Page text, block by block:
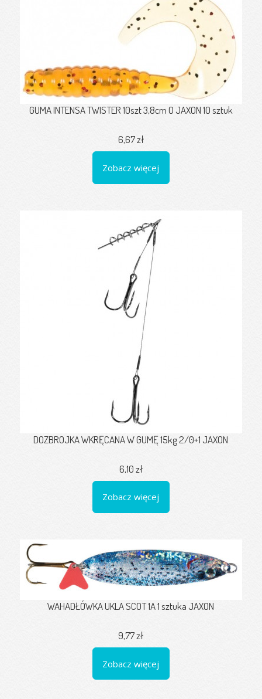
GUMA INTENSA TWISTER 10szt 3,8cm O JAXON 10 sztuk
6,67 zł
Zobacz więcej
DOZBROJKA WKRĘCANA W GUMĘ 15kg 2/0+1 JAXON
6,10 zł
Zobacz więcej
WAHADŁÓWKA UKLA SCOT 1A 1 sztuka JAXON
9,77 zł
Zobacz więcej